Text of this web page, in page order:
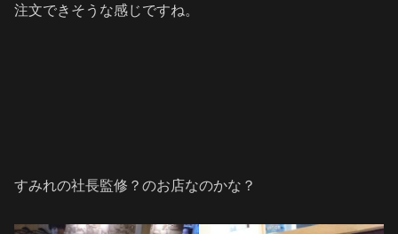
注文できそうな感じですね。
すみれの社長監修？のお店なのかな？